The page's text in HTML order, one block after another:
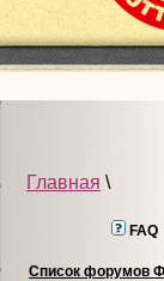
Главная \
FAQ
Список форумов